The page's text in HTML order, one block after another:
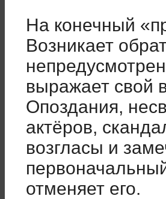
На конечный
Возникает
выражает свой
Опоздания,
актёров,
возгласы и
отменяет его.